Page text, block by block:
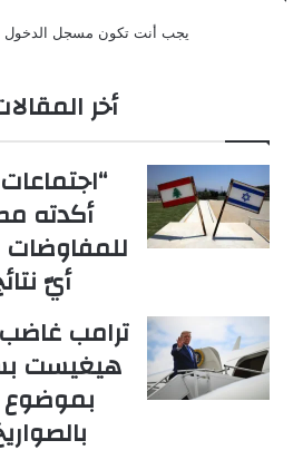
يجب أنت تكون مسجل الدخول
أخر
أكدته
للمفاوضات
أيّ
ترامب
هيغيست
بموضوع